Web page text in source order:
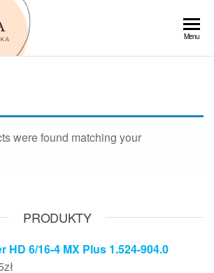
Menu
were found matching your
PRODUKTY
HD 6/16-4 MX Plus 1.524-904.0
zł